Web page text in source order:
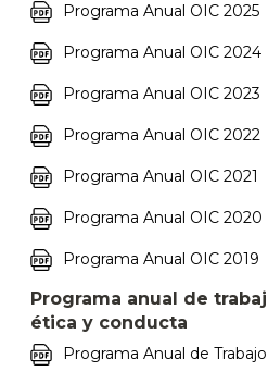
Programa Anual OIC 2025
Programa Anual OIC 2024
Programa Anual OIC 2023
Programa Anual OIC 2022
Programa Anual OIC 2021
Programa Anual OIC 2020
Programa Anual OIC 2019
Programa anual de
ética y conducta
Programa Anual de